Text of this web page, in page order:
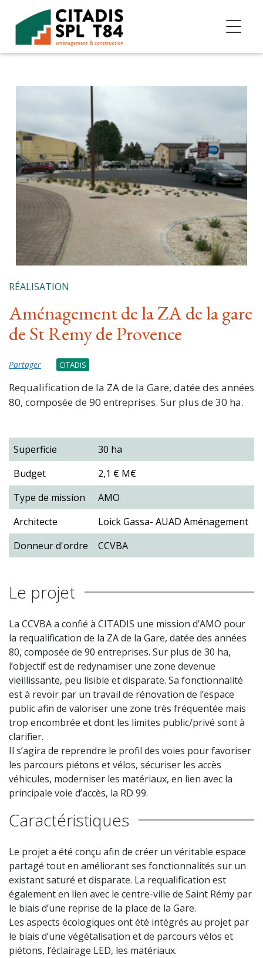
Accéder au contenu
RÉALISATION
Aménagement de la ZA de la gare
de St Remy de Provence
Partager CITADIS
Requalification de la ZA de la Gare, datée des années
80, composée de 90 entreprises. Sur plus de 30 ha.
Superficie
30 ha
Budget
2,1 € M€
Type de mission
AMO
Architecte
Loick Gassa- AUAD Aménagement
Donneur d'ordre
CCVBA
Le projet
La CCVBA a confié à CITADIS une mission d’AMO pour
la requalification de la ZA de la Gare, datée des années
80, composée de 90 entreprises. Sur plus de 30 ha,
l’objectif est de redynamiser une zone devenue
vieillissante, peu lisible et disparate. Sa fonctionnalité
est à revoir par un travail de rénovation de l’espace
public afin de valoriser une zone très fréquentée mais
trop encombrée et dont les limites public/privé sont à
clarifier.
Il s’agira de reprendre le profil des voies pour favoriser
les parcours piétons et vélos, sécuriser les accès
véhicules, moderniser les matériaux, en lien avec la
principale voie d’accès, la RD 99.
Caractéristiques
Le projet a été conçu afin de créer un véritable espace
partagé tout en améliorant ses fonctionnalités sur un
existant saturé et disparate. La requalification est
également en lien avec le centre-ville de Saint Rémy par
le biais d’une reprise de la place de la Gare.
Les aspects écologiques ont été intégrés au projet par
le biais d’une végétalisation et de parcours vélos et
piétons, l’éclairage LED, les matériaux.